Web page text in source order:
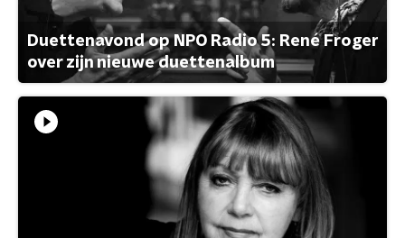
Duettenavond op NPO Radio 5: René Froger
over zijn nieuwe duettenalbum